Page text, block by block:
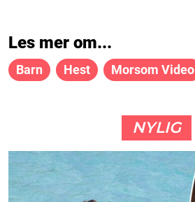
Les mer om...
Barn Hest Morsom Video
NYLIG